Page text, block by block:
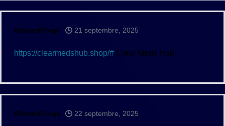
RichardForge 21 septembre, 2025
https://clearmedshub.shop/# Clear Meds Hub
RichardForge 22 septembre, 2025